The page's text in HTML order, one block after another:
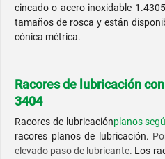
cincado o acero inoxidable
tamaños de rosca y están
cónica métrica.
Racores de lubricación
3404
Racores de lubricaciónplanos
racores planos de lubricación.
elevado paso de lubricante. Los